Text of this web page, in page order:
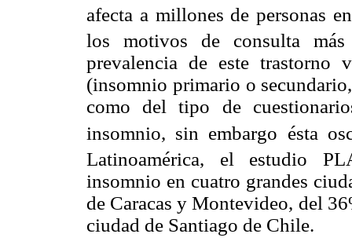
afecta a millones de personas
los motivos de consulta
prevalencia de este trastorno
(insomnio primario o
como del tipo de
insomnio, sin embargo ésta
Latinoamérica, el estudio
insomnio en cuatro grandes
de Caracas y Montevideo, del
ciudad de Santiago de Chile.